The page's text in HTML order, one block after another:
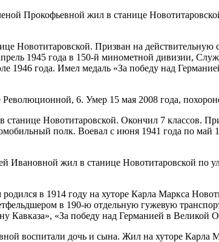
Прокофьевной жил в станице
Новотитаровской. Призван на
1945 года в 150-й минометной дивизии,
1946 года. Имел медаль «За победу над
6. Умер 15 мая 2008 года,
станице Новотитаровской. Окончил 7 классов.
полк. Воевал с июня 1941 года по май
жил в станице Новотитаровской по
родился в 1914 году на хуторе Карла Маркса
в 190-ю отдельную гужевую
Кавказа», «За победу над Германией в
воспитали дочь и сына. Жил на хуторе Карла